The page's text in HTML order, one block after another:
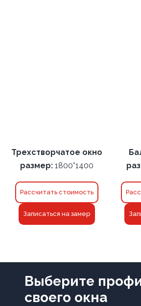
Трехстворчатое окно
размер: 1800*1400
Рассчитать стоимость
Записаться на замер
Выберите
своего окна